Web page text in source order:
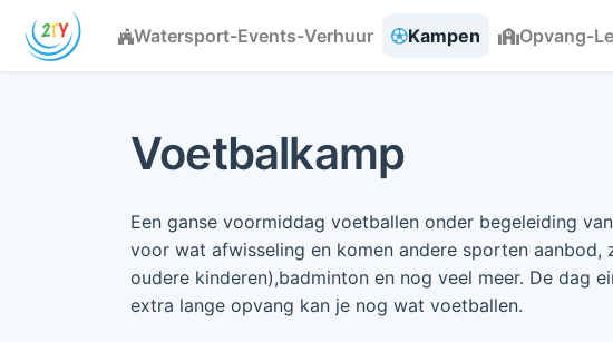
Watersport-Events-Verhuur Kampen Opvang-
Voetbalkamp
Een ganse voormiddag voetballen onder begeleiding
voor wat afwisseling en komen andere sporten
oudere kinderen),badminton en nog veel meer. De dag
extra lange opvang kan je nog wat voetballen.